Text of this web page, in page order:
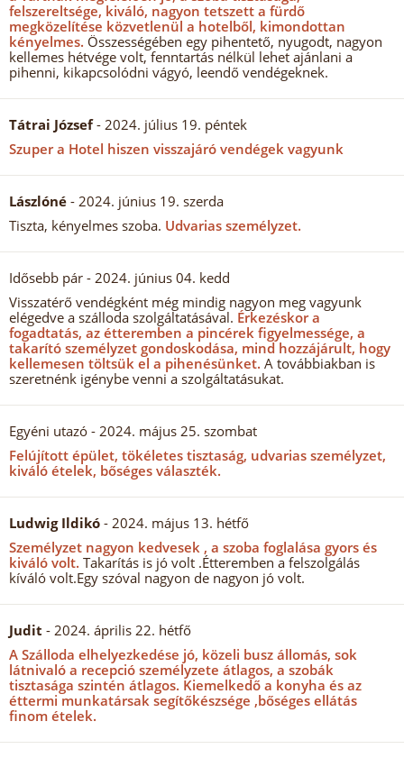
felszereltsége, kiváló, nagyon tetszett a fürdő
megközelítése közvetlenül a hotelből, kimondottan
kényelmes. Összességében egy pihentető, nyugodt, nagyon
kellemes hétvége volt, fenntartás nélkül lehet ajánlani a
pihenni, kikapcsolódni vágyó, leendő vendégeknek.
Tátrai József- 2024. július 19. péntek
Szuper a Hotel hiszen visszajáró vendégek vagyunk
Lászlóné - 2024. június 19. szerda
Tiszta, kényelmes szoba. Udvarias személyzet.
Idősebb pár - 2024. június 04. kedd
Visszatérő vendégként még mindig nagyon meg vagyunk
elégedve a szálloda szolgáltatásával. Érkezéskor a
fogadtatás, az étteremben a pincérek figyelmessége, a
takarító személyzet gondoskodása, mind hozzájárult, hogy
kellemesen töltsük el a pihenésünket. A továbbiakban is
szeretnénk igénybe venni a szolgáltatásukat.
Egyéni utazó - 2024. május 25. szombat
Felújított épület, tökéletes tisztaság, udvarias személyzet,
kiváló ételek, bőséges választék.
Ludwig Ildikó - 2024. május 13. hétfő
Személyzet nagyon kedvesek , a szoba foglalása gyors és
kiváló volt. Takarítás is jó volt .Étteremben a felszolgálás
kíváló volt.Egy szóval nagyon de nagyon jó volt.
Judit - 2024. április 22. hétfő
A Szálloda elhelyezkedése jó, közeli busz állomás, sok
látnivaló a recepció személyzete átlagos, a szobák
tisztasága szintén átlagos. Kiemelkedő a konyha és az
éttermi munkatársak segítőkészsége ,bőséges ellátás
finom ételek.